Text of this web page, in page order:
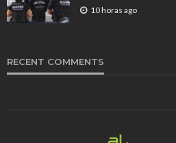
10 horas ago
RECENT COMMENTS